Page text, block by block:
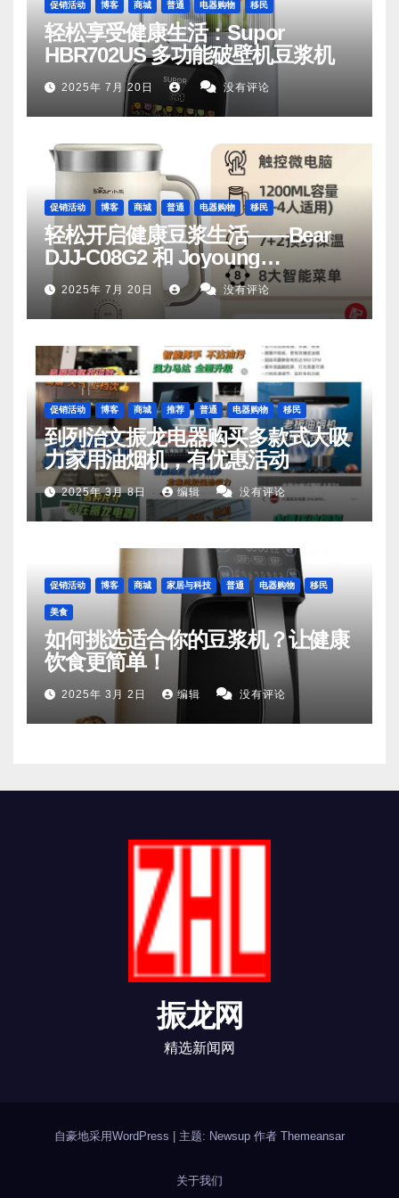
促销活动 博客 商城 普通 电器购物 移民
轻松享受健康生活：Supor
HBR702US 多功能破壁机豆浆机
2025年 7月 20日 没有评论
促销活动 博客 商城 普通 电器购物 移民
轻松开启健康豆浆生活——Bear
DJJ‑C08G2 和 Joyoung
DJ06M‑D53，你值得拥有
2025年 7月 20日 没有评论
促销活动 博客 商城 推荐 普通 电器购物 移民
到列治文振龙电器购买多款式大吸
力家用油烟机，有优惠活动
2025年 3月 8日 编辑 没有评论
促销活动 博客 商城 家居与科技 普通 电器购物 移民
美食
如何挑选适合你的豆浆机？让健康
饮食更简单！
2025年 3月 2日 编辑 没有评论
振龙网
精选新闻网
自豪地采用WordPress 主题: Newsup 作者 Themeansar
关于我们